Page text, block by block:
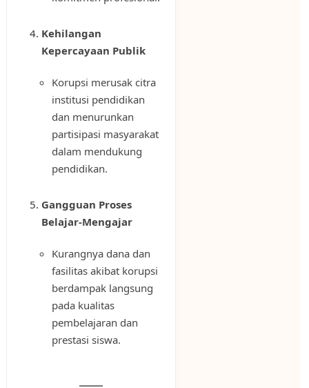
Kehilangan
Kepercayaan Publik
Korupsi merusak citra
institusi pendidikan
dan menurunkan
partisipasi masyarakat
dalam mendukung
pendidikan.
Gangguan Proses
Belajar-Mengajar
Kurangnya dana dan
fasilitas akibat korupsi
berdampak langsung
pada kualitas
pembelajaran dan
prestasi siswa.